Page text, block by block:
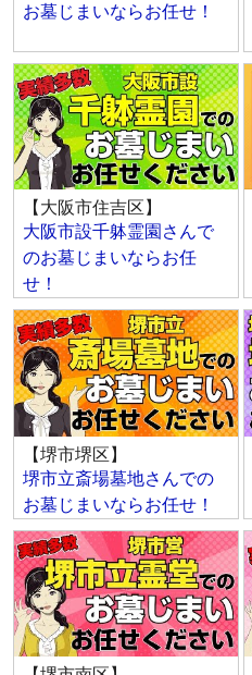
お墓じまいならお任せ！
【大阪市住吉区】
大阪市設千躰霊園さんで
のお墓じまいならお任
せ！
【堺市堺区】
堺市立斎場墓地さんでの
お墓じまいならお任せ！